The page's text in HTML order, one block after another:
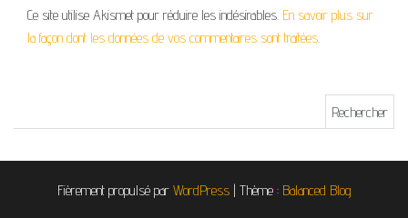
Ce site utilise Akismet pour réduire les indésirables. En savoir plus sur
la façon dont les données de vos commentaires sont traitées.
Fièrement propulsé par WordPress | Thème : Balanced Blog